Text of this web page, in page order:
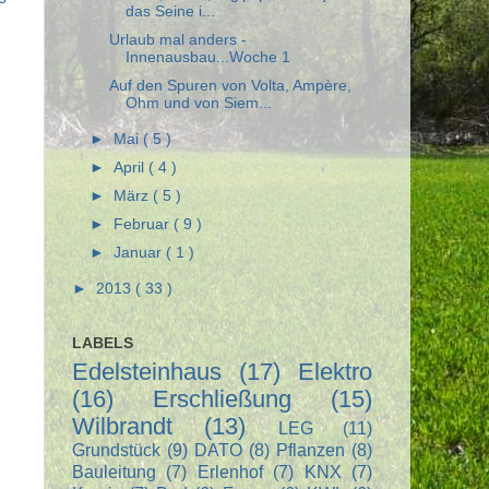
das Seine i...
Urlaub mal anders -
Innenausbau...Woche 1
Auf den Spuren von Volta, Ampère,
Ohm und von Siem...
► Mai ( 5 )
►April( 4 )
►
März ( 5 )
►
Februar( 9 )
►Januar( 1 )
► 2013 ( 33 )
LABELS
Edelsteinhaus (17)
Elektro
(16)
Erschließung
(15)
Wilbrandt
(13) LEG
(11)
Grundstück (9) DATO (8) Pflanzen (8)
Bauleitung
(7) Erlenhof (7) KNX (7)